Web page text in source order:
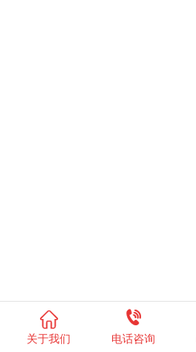

关于我们

电话咨询